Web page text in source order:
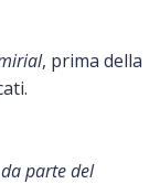
, prima della
da parte del